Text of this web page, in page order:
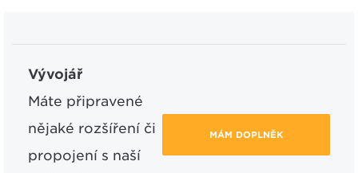
Vývojář
Máte připravené
nějaké rozšíření či
propojení s naší
MÁM DOPLNĚK